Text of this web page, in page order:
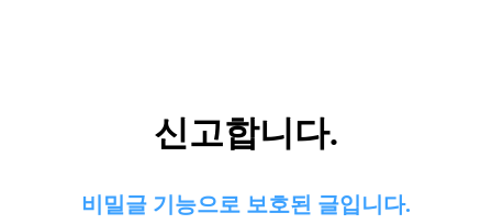
신고합니다.
비밀글 기능으로 보호된 글입니다.